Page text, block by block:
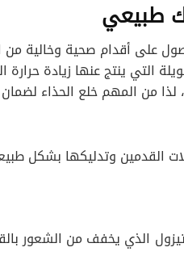
على أقدام صحية وخالية من
التي ينتج عنها زيادة حرارة
من المهم خلع الحذاء
القدمين وتدليكها بشكل
الذي يخفف من الشعور